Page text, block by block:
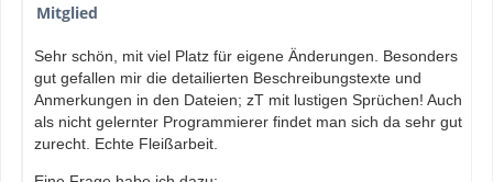
Mitglied
Sehr schön, mit viel Platz für eigene Änderungen. Besonders
gut gefallen mir die detailierten Beschreibungstexte und
Anmerkungen in den Dateien; zT mit lustigen Sprüchen! Auch
als nicht gelernter Programmierer findet man sich da sehr gut
zurecht. Echte Fleißarbeit.